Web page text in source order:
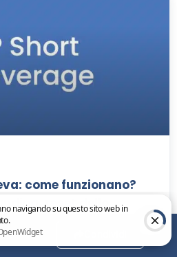
come funzionano?
reset dello